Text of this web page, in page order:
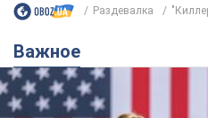
Раздевалка
Важное